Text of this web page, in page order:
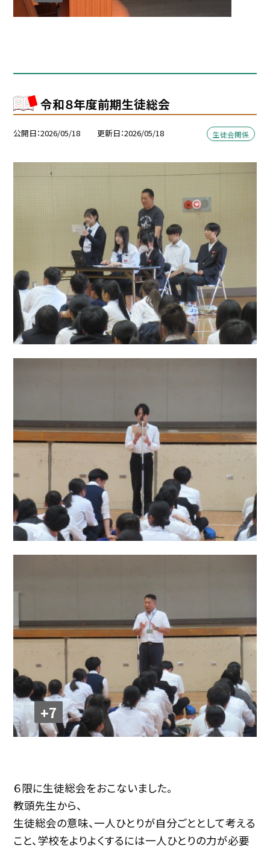
令和８年度前期生徒総会
公開日 2026/05/18 更新日 2026/05/18 生徒会関係
+7
６限に生徒総会をおこないました。
教頭先生から、
生徒総会の意味、一人ひとりが自分ごととして考える
こと、学校をよりよくするには一人ひとりの力が必要